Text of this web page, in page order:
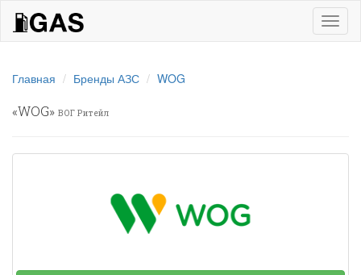
iGas
Главная Бренды АЗС WOG
«WOG» ВОГ Ритейл